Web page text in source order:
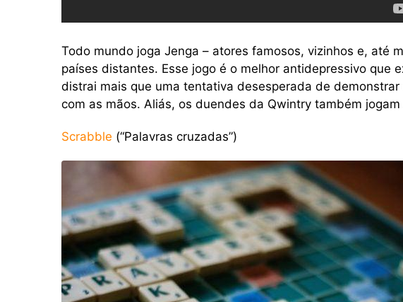
Todo mundo joga Jenga – atores famosos, vizinhos e, até
países distantes. Esse jogo é o melhor antidepressivo que
distrai mais que uma tentativa desesperada de
com as mãos. Aliás, os duendes da Qwintry também jogam
Scrabble (“Palavras cruzadas”)